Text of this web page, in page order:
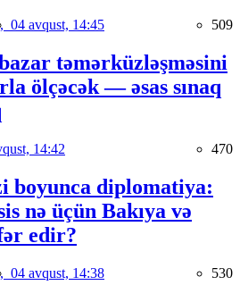
04 avqust, 14:45 509
təmərküzləşməsini
ölçəcək — əsas sınaq
14:42 470
boyunca diplomatiya:
nə üçün Bakıya və
edir?
04 avqust, 14:38 530